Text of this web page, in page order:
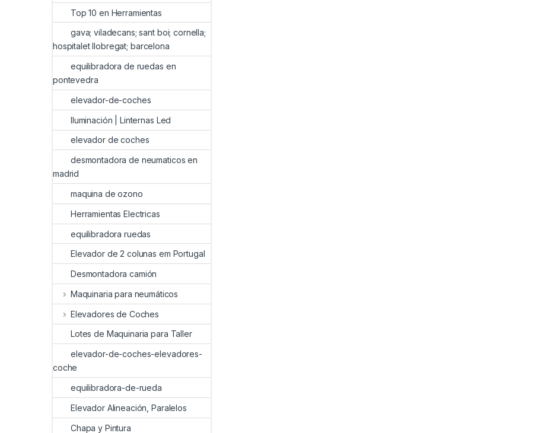
Top 10 en Herramientas
gava; viladecans; sant boi; cornella;
hospitalet llobregat; barcelona
equilibradora de ruedas en
pontevedra
elevador-de-coches
Iluminación | Linternas Led
elevador de coches
desmontadora de neumaticos en
madrid
maquina de ozono
Herramientas Electricas
equilibradora ruedas
Elevador de 2 colunas em Portugal
Desmontadora camión
Maquinaria para neumáticos
Elevadores de Coches
Lotes de Maquinaria para Taller
elevador-de-coches-elevadores-
coche
equilibradora-de-rueda
Elevador Alineación, Paralelos
Chapa y Pintura